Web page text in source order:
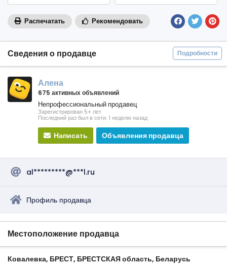
Распечатать Рекомендовать
Сведения о продавце Подробности
Алена
675 активных объявлений
Непрофессиональный продавец
Зарегистрирован 5+ лет
Последний раз был в сети: 1 неделю назад
Написать Объявления продавца
al*********@***l.ru
Профиль продавца
Местоположение продавца
Ковалевка, БРЕСТ, БРЕСТСКАЯ область, Беларусь